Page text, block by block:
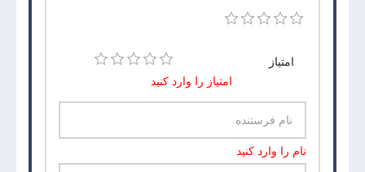
امتیاز
امتیاز را وارد کنید
نام را وارد کنید